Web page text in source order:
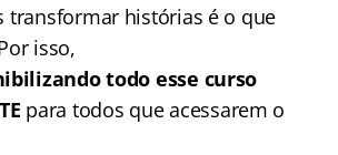
transformar histórias é o que
isso,
todo esse curso
para todos que acessarem o